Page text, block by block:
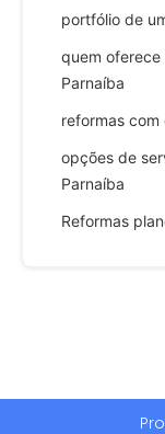
portfólio de
quem
Parnaíba
reformas
opções de
Parnaíba
Reformas